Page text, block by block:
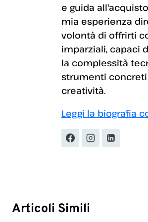
e guida
mia esperienza
volontà di offrirti
imparziali, capaci
la complessità
strumenti
creatività.
Leggi la biografia
Articoli Simili